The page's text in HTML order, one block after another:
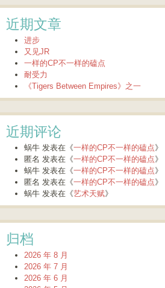
近期文章
进步
又见JR
一样的CP不一样的磕点
耐受力
《Tigers Between Empires》之一
近期评论
蜗牛 发表在《一样的CP不一样的磕点》
匿名 发表在《一样的CP不一样的磕点》
蜗牛 发表在《一样的CP不一样的磕点》
匿名 发表在《一样的CP不一样的磕点》
蜗牛 发表在《艺术天赋》
归档
2026 年 8 月
2026 年 7 月
2026 年 6 月